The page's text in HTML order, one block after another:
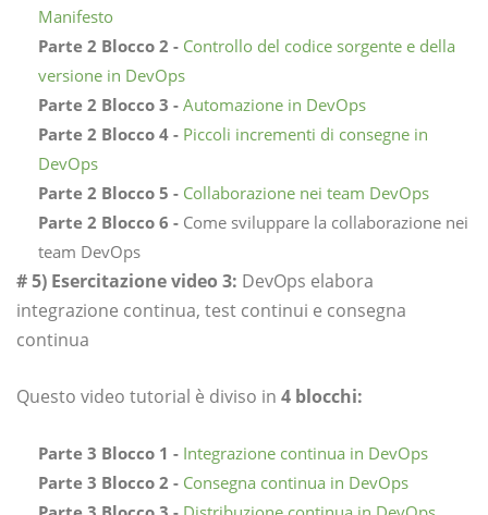
Manifesto
Parte 2 Blocco 2 - Controllo del codice sorgente e della
versione in DevOps
Parte 2 Blocco 3 - Automazione in DevOps
Parte 2 Blocco 4 - Piccoli incrementi di consegne in
DevOps
Parte 2 Blocco 5 - Collaborazione nei team DevOps
Parte 2 Blocco 6 - Come sviluppare la collaborazione nei
team DevOps
# 5) Esercitazione video 3: DevOps elabora
integrazione continua, test continui e consegna
continua
Questo video tutorial è diviso in 4 blocchi:
Parte 3 Blocco 1 - Integrazione continua in DevOps
Parte 3 Blocco 2 - Consegna continua in DevOps